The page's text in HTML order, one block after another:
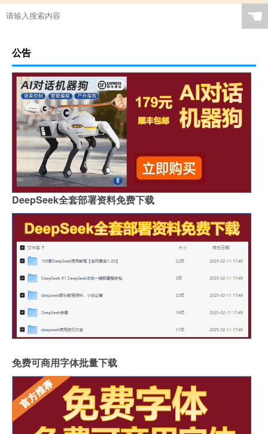
☚
公告
DeepSeek全套部署资料免费下载
免费可商用字体批量下载